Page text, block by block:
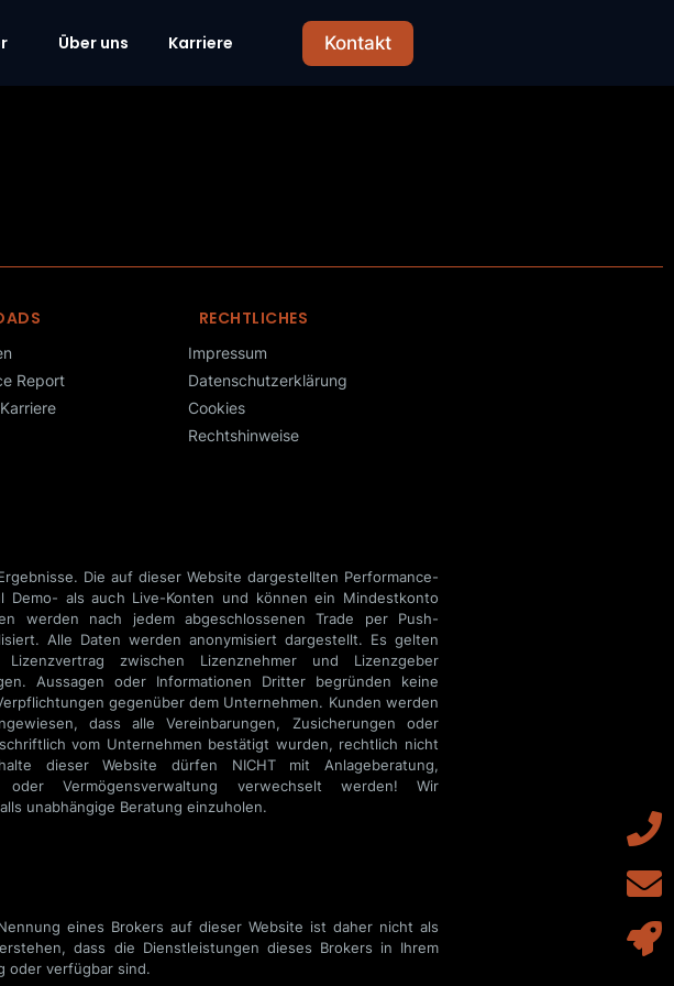
Über uns Karriere Kontakt
Report
RECHTLICHES
Impressum
Datenschutzerklärung
Cookies
Rechtshinweise
unabhängige Beratung einzuholen.
eines Brokers auf dieser Website ist daher nicht als
dass die Dienstleistungen dieses Brokers in Ihrem
oder verfügbar sind.